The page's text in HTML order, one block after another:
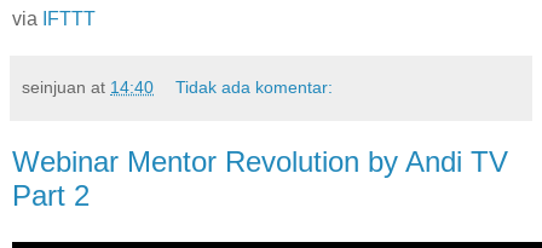
via IFTTT
seinjuan at 14:40 Tidak ada komentar:
Webinar Mentor Revolution by Andi TV
Part 2